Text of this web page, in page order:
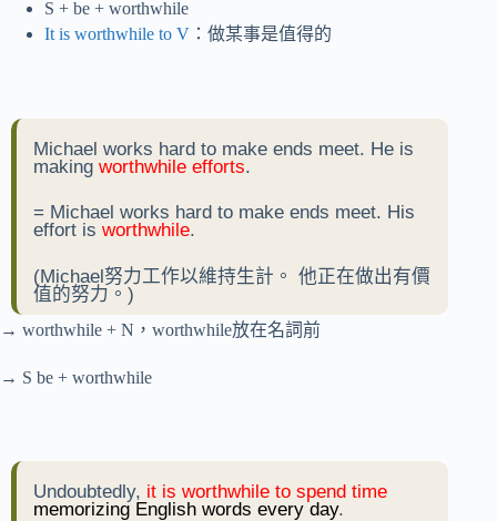
S + be + worthwhile
It is worthwhile to V ：做某事是值得的
Michael works hard to make ends meet. He is
making worthwhile efforts.
= Michael works hard to make ends meet. His
effort is worthwhile.
(Michael努力工作以維持生計。 他正在做出有價
值的努力。)
→ worthwhile + N，worthwhile放在名詞前
→ S be + worthwhile
Undoubtedly, it is worthwhile to spend time
memorizing English words every day.